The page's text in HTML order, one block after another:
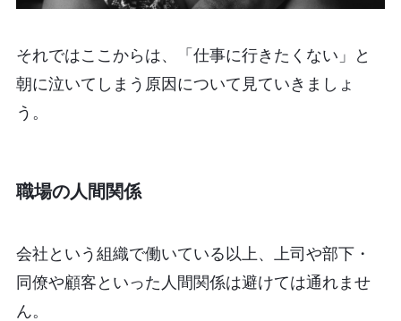
それではここからは、「仕事に行きたくない」と
朝に泣いてしまう原因について見ていきましょ
う。
職場の人間関係
会社という組織で働いている以上、上司や部下・
同僚や顧客といった人間関係は避けては通れませ
ん。